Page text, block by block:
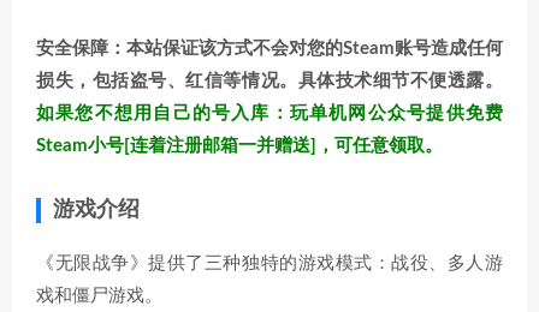
安全保障：本站保证该方式不会对您的Steam账号造成任何
损失，包括盗号、红信等情况。具体技术细节不便透露。
如果您不想用自己的号入库：玩单机网公众号提供免费
Steam小号[连着注册邮箱一并赠送]，可任意领取。
游戏介绍
《无限战争》提供了三种独特的游戏模式：战役、多人游
戏和僵尸游戏。